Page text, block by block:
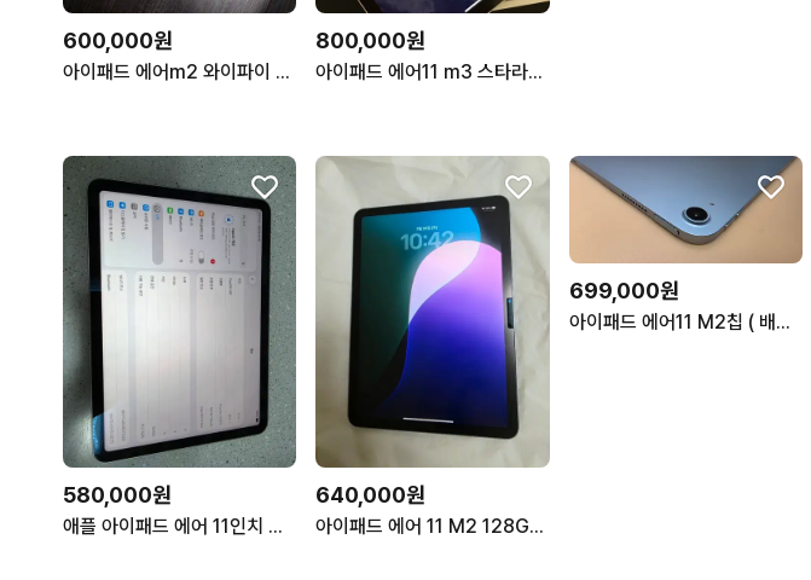
600,000원
아이패드 에어m2 와이파이 128 팝니다
800,000원
아이패드 에어11 m3 스타라이트 민트급
580,000원
애플 아이패드 에어 11인치 M2 128GB
640,000원
아이패드 에어 11 M2 128GB Wi-Fi S급 상태최상
699,000원
아이패드 에어11 M2칩 ( 배터리효율100프로 )